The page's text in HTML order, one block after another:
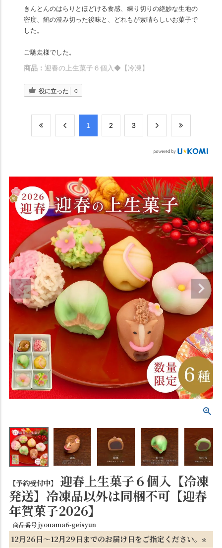
きんとんのはらりとほどける食感、練り切りの絶妙な生地の
密度、餡の澄み切った後味と、どれもが素晴らしいお菓子で
した。
ご馳走様でした。
商品： 迎春の上生菓子６個入◆【冷凍】
役に立った 0
​1 ​2 ​3
【予約受付中】
迎春上生菓子６個入【冷凍
発送】冷凍品以外は同梱不可【迎春
年賀菓子2026】
商品番号jyonama6-geisyun
12月26日～12月29日までのお届け日をご指定ください。